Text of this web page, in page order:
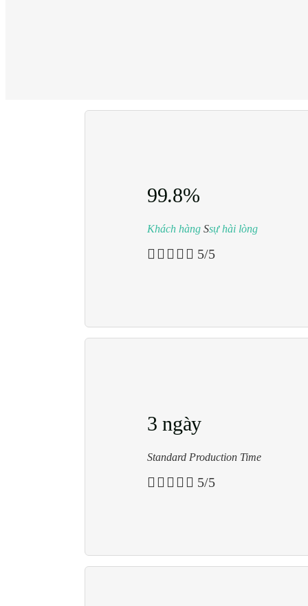
99.8%
Khách hàng Ssự hài lòng
     5/5
3 ngày
Standard Production Time
     5/5